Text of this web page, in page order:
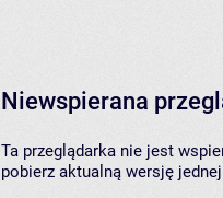
Niewspierana
Ta przeglądarka nie jest
pobierz aktualną wersję